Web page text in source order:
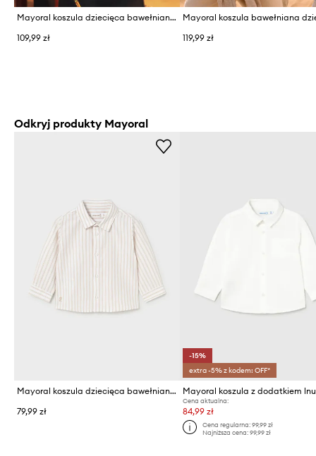
Mayoral koszula dziecięca bawełniana
109,99 zł
119,99 zł
Odkryj produkty Mayoral
Mayoral koszula dziecięca bawełniana
79,99 zł
-15%
extra -5% z kodem: OFF*
Cena aktualna:
84,99 zł
Cena regularna: 99,99 zł
Najniższa cena: 99,99 zł